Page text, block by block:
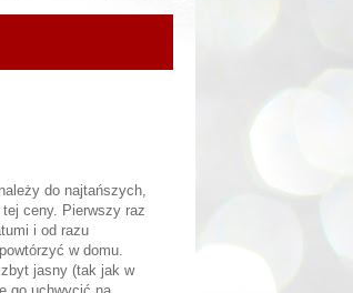
do najtańszych,
ceny. Pierwszy raz
i od razu
w domu.
zbyt jasny (tak jak w